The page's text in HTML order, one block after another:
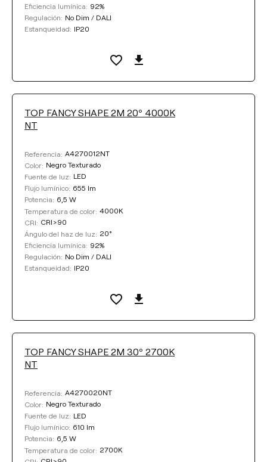
Limpiar filtros
Eficiencia lumínica: 92%
Regulación: No Dim / DALI
Estanqueidad: IP20
TOP FANCY SHAPE 2M 20º 4000K
NT
Referencia: A4270012NT
Color: Negro Texturado
Fuente de luz: LED
Flujo lumínico: 655 lm
Potencia: 6,5 W
Temperatura de color: 4000K
CRI: CRI>90
Ángulo del haz de luz: 20°
Eficiencia lumínica: 92%
Regulación: No Dim / DALI
Estanqueidad: IP20
TOP FANCY SHAPE 2M 30º 2700K
NT
Referencia: A4270020NT
Color: Negro Texturado
Fuente de luz: LED
Flujo lumínico: 610 lm
Potencia: 6,5 W
Temperatura de color: 2700K